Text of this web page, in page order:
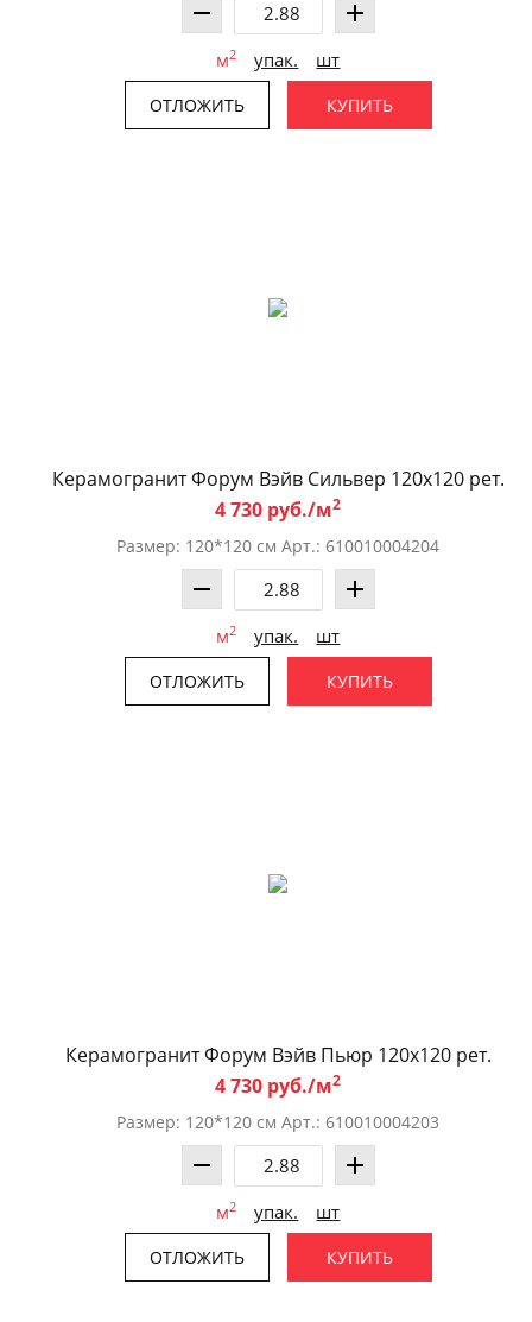
м2 упак. шт
ОТЛОЖИТЬ КУПИТЬ
Керамогранит Форум Вэйв Сильвер 120x120 рет.
4 730 руб./м2
Размер: 120*120 см Арт.: 610010004204
м2 упак. шт
ОТЛОЖИТЬ КУПИТЬ
Керамогранит Форум Вэйв Пьюр 120x120 рет.
4 730 руб./м2
Размер: 120*120 см Арт.: 610010004203
м2 упак. шт
ОТЛОЖИТЬ КУПИТЬ